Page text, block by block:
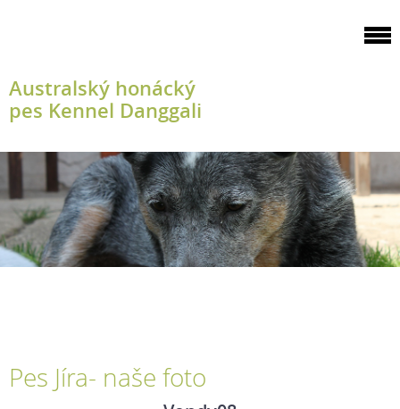
Australský honácký
pes Kennel Danggali
Pes Jíra- naše foto